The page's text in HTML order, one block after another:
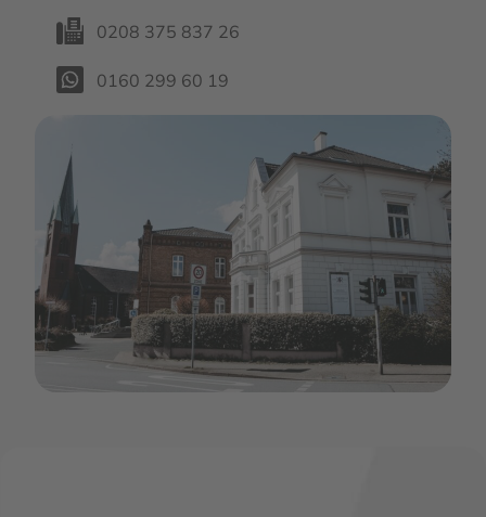
0208 375 837 26
0160 299 60 19